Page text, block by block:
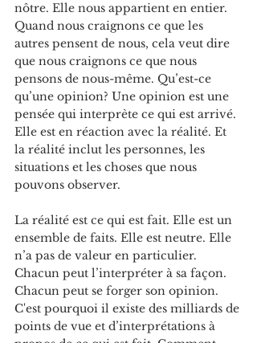
nôtre. Elle nous appartient en entier.
Quand nous craignons ce que les
autres pensent de nous, cela veut dire
que nous craignons ce que nous
pensons de nous-même. Qu’est-ce
qu’une opinion? Une opinion est une
pensée qui interprète ce qui est arrivé.
Elle est en réaction avec la réalité. Et
la réalité inclut les personnes, les
situations et les choses que nous
pouvons observer.
La réalité est ce qui est fait. Elle est un
ensemble de faits. Elle est neutre. Elle
n’a pas de valeur en particulier.
Chacun peut l’interpréter à sa façon.
Chacun peut se forger son opinion.
C'est pourquoi il existe des milliards de
points de vue et d’interprétations à